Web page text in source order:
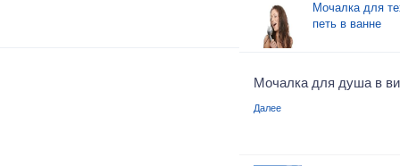
Мочалка для
петь в ванне
Мочалка для душа в
Далее